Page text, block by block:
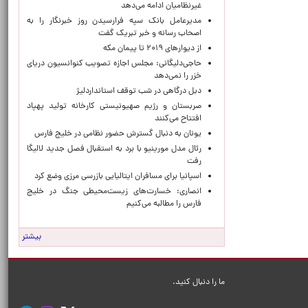
غیرنظامیان ادامه می‌دهد
مدیرعامل بانک سپه فرارسیدن روز خبرنگار را به
اصحاب رسانه و خبر تبریک گفت
از دیوارهای ۲۰۱۹ تا پیمان مکه
حاجی‌دلیگانی: مجلس اجازه تصویب کنوانسیون دریای
خزر را نمی‌دهد
دبل درگاهی در شب توقف استانداردلیژ
صربستان و رژیم صهیونیستی کارخانه تولید پهپاد
افتتاح می‌کنند
یونان به دنبال گسترش حضور نظامی در خلیج فارس
رئال مدل مورینیو با برد به استقبال فصل جدید لالیگا
رفت
اسپانیا برای مسافران ایتالیایی بازرسی مرزی وضع کرد
انصاری: خسارت‌های زیست‌محیطی جنگ در خلیج
فارس را مطالبه‌ می‌کنیم
بیشتر
ما را دنبال کنید.